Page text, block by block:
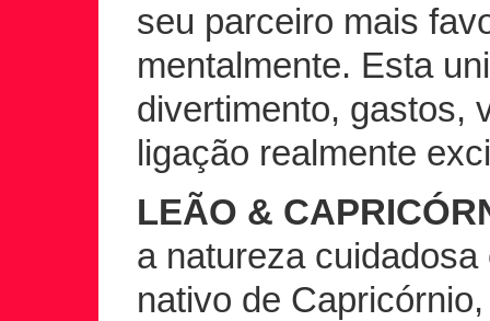
seu parceiro mais
mentalmente. Esta
divertimento, gastos,
ligação realmente
LEÃO &
a natureza
nativo de